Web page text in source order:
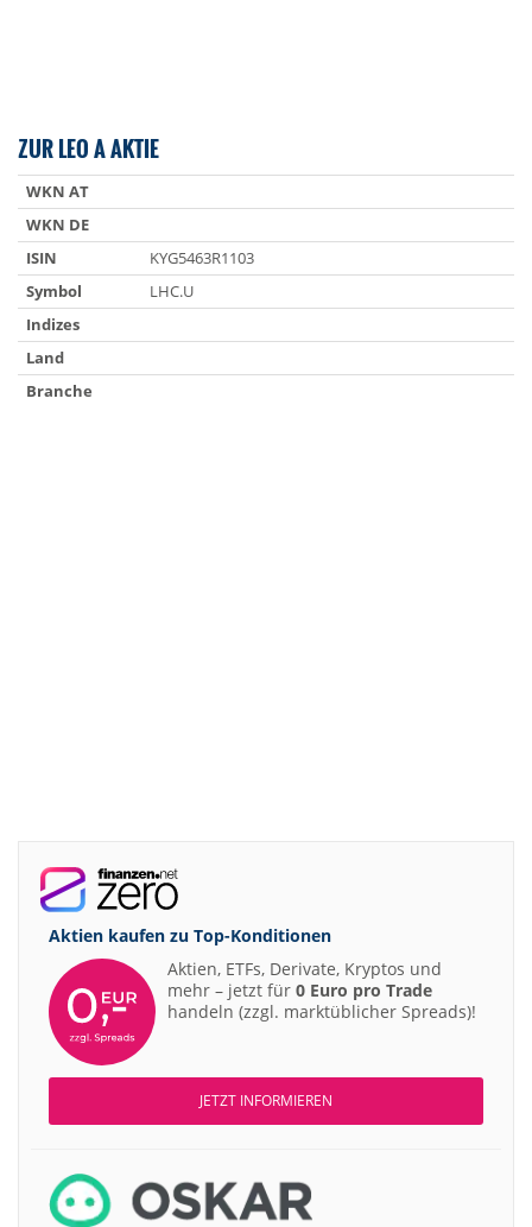
ZUR LEO A AKTIE
WKN AT
WKN DE
ISIN
KYG5463R1103
Symbol
LHC.U
Indizes
Land
Branche
Aktien kaufen zu Top-Konditionen
Aktien, ETFs, Derivate, Kryptos und
mehr – jetzt für 0 Euro pro Trade
handeln (zzgl. marktüblicher Spreads)!
JETZT INFORMIEREN